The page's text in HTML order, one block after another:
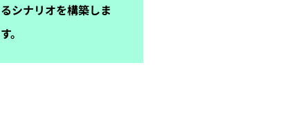
るシナリオを構築しま
す。